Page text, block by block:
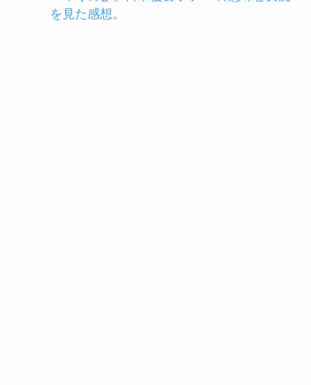
を見た感想。